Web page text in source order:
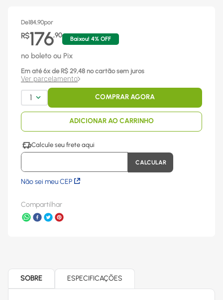
De184,90por
R$176,90
Baixou! 4% OFF
no boleto ou Pix
Em até 6x de R$ 29,48 no cartão sem juros
Ver parcelamento
1 COMPRAR AGORA
ADICIONAR AO CARRINHO
Não sei meu CEP
Compartilhar
SOBRE ESPECIFICAÇÕES